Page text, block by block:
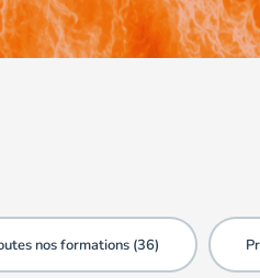
nos formations (36)